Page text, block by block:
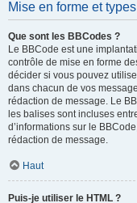
Mise en forme et
Que sont les BBCodes ?
Le BBCode est une
contrôle de mise en forme
décider si vous pouvez
dans chacun de vos
rédaction de message. Le
les balises sont incluses
d’informations sur le
rédaction de message.
Haut
Puis-je utiliser le HTML ?